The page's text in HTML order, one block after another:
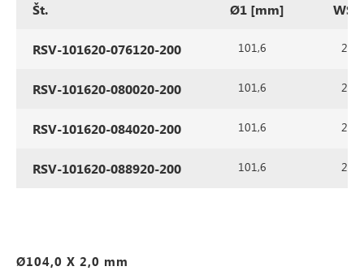
Št. Ø1 [mm]
RSV-101620-076120-200 101,6 2,0
RSV-101620-080020-200 101,6 2,0
RSV-101620-084020-200 101,6 2,0
RSV-101620-088920-200 101,6 2,0
Ø104,0 X 2,0 mm